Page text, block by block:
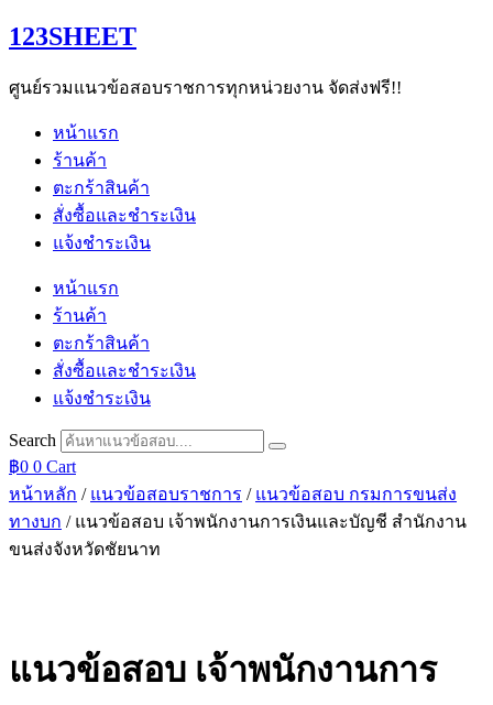
Skip
to
123SHEET
ศูนย์รวมแนวข้อสอบราชการทุกหน่วยงาน จัดส่งฟรี!!
หน้าแรก
ร้านค้า
ตะกร้าสินค้า
สั่งซื้อและชำระเงิน
แจ้งชำระเงิน
หน้าแรก
ร้านค้า
ตะกร้าสินค้า
สั่งซื้อและชำระเงิน
แจ้งชำระเงิน
Search
฿0 0 Cart
หน้าหลัก / แนวข้อสอบราชการ / แนวข้อสอบ กรมการขนส่ง
ทางบก / แนวข้อสอบ เจ้าพนักงานการเงินและบัญชี สำนักงาน
ขนส่งจังหวัดชัยนาท
แนวข้อสอบ เจ้าพนักงานการ